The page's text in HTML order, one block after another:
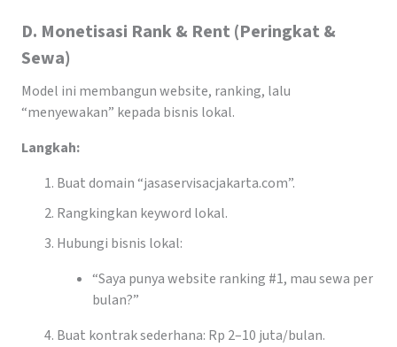
D. Monetisasi Rank & Rent (Peringkat &
Sewa)
Model ini membangun website, ranking, lalu
“menyewakan” kepada bisnis lokal.
Langkah:
Buat domain “jasaservisacjakarta.com”.
Rangkingkan keyword lokal.
Hubungi bisnis lokal:
“Saya punya website ranking #1, mau sewa per
bulan?”
Buat kontrak sederhana: Rp 2–10 juta/bulan.